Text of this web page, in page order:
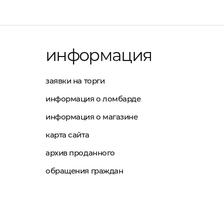
информация
заявки на торги
информация о ломбарде
информация о магазине
карта сайта
архив проданного
обращения граждан